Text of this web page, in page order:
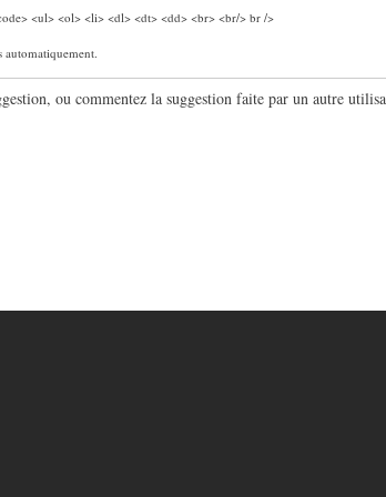
<ul> <ol> <li> <dl> <dt> <dd> <br> <br/> br />
automatiquement.
ou commentez la suggestion faite par un autre